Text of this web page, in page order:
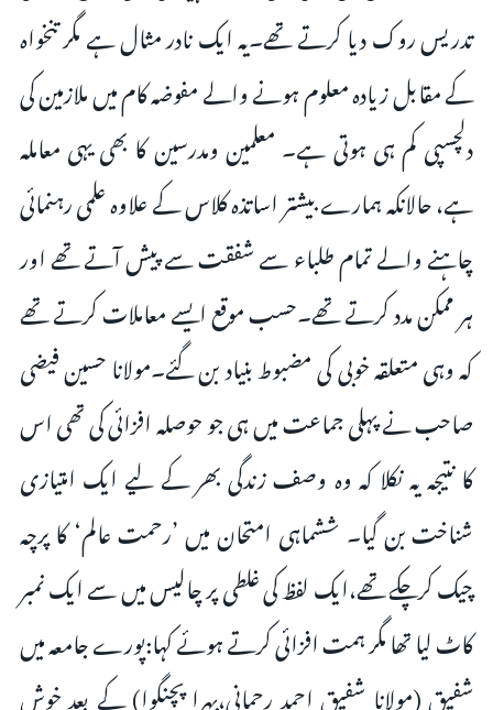
تدریس روک دیا کرتے تھے۔یہ ایک نادر مثال ہے مگر تنخواہ
کے مقابل زیادہ معلوم ہونے والے مفوضہ کام میں ملازمین کی
دلچسپی کم ہی ہوتی ہے۔ معلمین ومدرسین کا بھی یہی معاملہ
ہے، حالانکہ ہمارے بیشتر اساتذہ کلاس کے علاوہ علمی رہنمائی
چاہنے والے تمام طلباء سے شفقت سے پیش آتے تھے اور
ہر ممکن مدد کرتے تھے۔حسب موقع ایسے معاملات کرتے تھے
کہ وہی متعلقہ خوبی کی مضبوط بنیاد بن گئے۔مولانا حسین فیضی
صاحب نے پہلی جماعت میں ہی جو حوصلہ افزائی کی تھی اس
کا نتیجہ یہ نکلا کہ وہ وصف زندگی بھر کے لیے ایک امتیازی
شناخت بن گیا۔ ششماہی امتحان میں ’رحمت عالم‘ کا پرچہ
چیک کرچکے تھے،ایک لفظ کی غلطی پر چالیس میں سے ایک نمبر
کاٹ لیا تھا مگر ہمت افزائی کرتے ہوئے کہا:پورے جامعہ میں
شفیق (مولانا شفیق احمد رحمانی،بہرا پچنگوا) کے بعد خوش